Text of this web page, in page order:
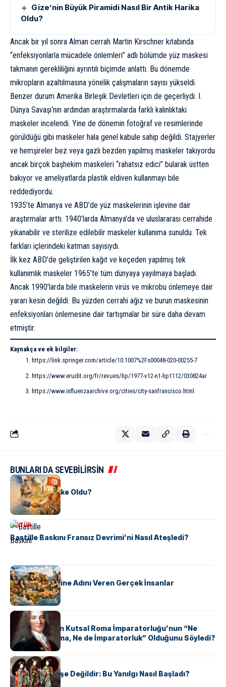
Gize’nin Büyük Piramidi Nasıl Bir Antik Harika
Oldu?
Ancak bir yıl sonra Alman cerrah Martin Kirschner kitabında
“enfeksiyonlarla mücadele önlemleri” adlı bölümde yüz maskesi
takmanın gerekliliğini ayrıntılı biçimde anlattı. Bu dönemde
mikropların azaltılmasına yönelik çalışmaların sayısı yükseldi.
Benzer durum Amerika Birleşik Devletleri için de geçerliydi. I.
Dünya Savaşı‘nın ardından araştırmalarda farklı kalınlıktaki
maskeler incelendi. Yine de dönemin fotoğraf ve resimlerinde
görüldüğü gibi maskeler hala genel kabule sahip değildi. Stajyerler
ve hemşireler bez veya gazlı bezden yapılmış maskeler takıyordu
ancak birçok başhekim maskeleri “rahatsız edici” bularak üstten
bakıyor ve ameliyatlarda plastik eldiven kullanmayı bile
reddediyordu.
1935’te Almanya ve ABD’de yüz maskelerinin işlevine dair
araştırmalar arttı. 1940’larda Almanya’da ve uluslararası cerrahide
yıkanabilir ve sterilize edilebilir maskeler kullanıma sunuldu. Tek
farkları içlerindeki katman sayısıydı.
İlk kez ABD’de geliştirilen kağıt ve keçeden yapılmış tek
kullanımlık maskeler 1965’te tüm dünyaya yayılmaya başladı.
Ancak 1990’larda bile maskelerin virüs ve mikrobu önlemeye dair
yararı kesin değildi. Bu yüzden cerrahi ağız ve burun maskesinin
enfeksiyonları önlemesine dair tartışmalar bir süre daha devam
etmiştir.
Kaynakça ve ek bilgiler:
https://link.springer.com/article/10.1007%2Fs00048-020-00255-7
https://www.erudit.org/fr/revues/hp/1977-v12-n1-hp1112/030824ar
https://www.influenzaarchive.org/cities/city-sanfrancisco.html
BUNLARI DA SEVEBİLİRSİN
KÜLTÜR
Tunus Nasıl Ülke Oldu?
KÜLTÜR
Bastille Baskını Fransız Devrimi’ni Nasıl Ateşledi?
KÜLTÜR
ABD Eyaletlerine Adını Veren Gerçek İnsanlar
KÜLTÜR
Voltaire Neden Kutsal Roma İmparatorluğu’nun “Ne
Kutsal, Ne Roma, Ne de İmparatorluk” Olduğunu Söyledi?
KÜLTÜR
Geyşalar Fahişe Değildir: Bu Yanılgı Nasıl Başladı?